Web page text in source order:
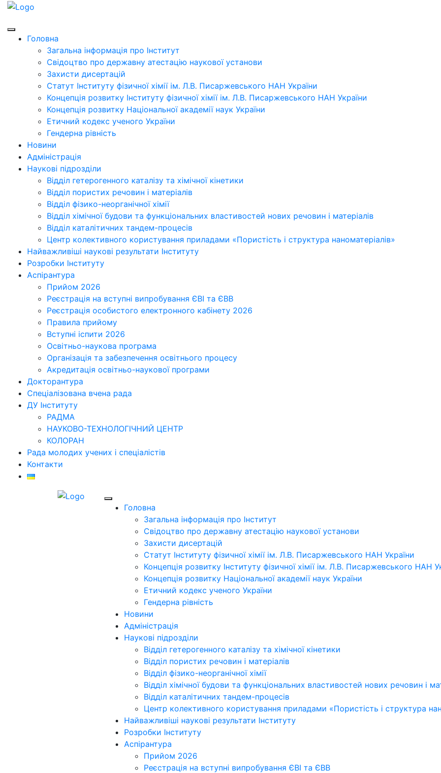
Головна
Загальна інформація про Інститут
Свідоцтво про державну атестацію наукової установи
Захисти дисертацій
Статут Інституту фізичної хімії ім. Л.В. Писаржевського НАН України
Концепція розвитку Інституту фізичної хімії ім. Л.В. Писаржевського НАН України
Концепція розвитку Національної академії наук України
Етичний кодекс ученого України
Гендерна рівність
Новини
Адміністрація
Наукові підрозділи
Відділ гетерогенного каталізу та хімічної кінетики
Відділ пористих речовин і матеріалів
Відділ фізико-неорганічної хімії
Відділ хімічної будови та функціональних властивостей нових речовин і матеріалів
Відділ каталітичних тандем-процесів
Центр колективного користування приладами «Пористість і структура наноматеріалів»
Найважливіші наукові результати Інституту
Розробки Інституту
Аспірантура
Прийом 2026
Реєстрація на вступні випробування ЄВІ та ЄВВ
Реєстрація особистого електронного кабінету 2026
Правила прийому
Вступні іспити 2026
Освітньо-наукова програма
Організація та забезпечення освітнього процесу
Акредитація освітньо-наукової програми
Докторантура
Спеціалізована вчена рада
ДУ Інституту
РАДМА
НАУКОВО-ТЕХНОЛОГІЧНИЙ ЦЕНТР
КОЛОРАН
Рада молодих учених і спеціалістів
Контакти
Головна
Загальна інформація про Інститут
Свідоцтво про державну атестацію наукової установи
Захисти дисертацій
Статут Інституту фізичної хімії ім. Л.В. Писаржевського НАН України
Концепція розвитку Інституту фізичної хімії ім. Л.В. Писаржевського НАН
Концепція розвитку Національної академії наук України
Етичний кодекс ученого України
Гендерна рівність
Новини
Адміністрація
Наукові підрозділи
Відділ гетерогенного каталізу та хімічної кінетики
Відділ пористих речовин і матеріалів
Відділ фізико-неорганічної хімії
Відділ хімічної будови та функціональних властивостей нових речовин і
Відділ каталітичних тандем-процесів
Центр колективного користування приладами «Пористість і структура
Найважливіші наукові результати Інституту
Розробки Інституту
Аспірантура
Прийом 2026
Реєстрація на вступні випробування ЄВІ та ЄВВ